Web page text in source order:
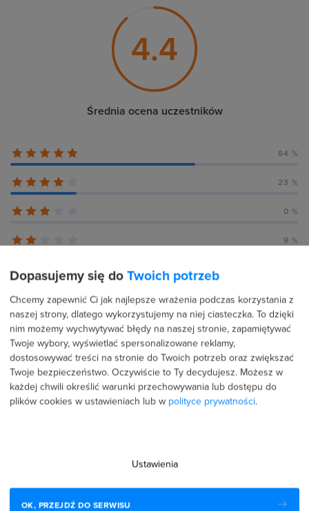
4.4
Średnia ocena uczestników
64 %
23 %
0 %
9 %
Recenzje użytkowników (22)
4 lutego 2026 Potwierdzona transakcja
Dopasujemy się do Twoich potrzeb
Chcemy zapewnić Ci jak najlepsze wrażenia podczas korzystania z
naszej strony, dlatego wykorzystujemy na niej ciasteczka. To dzięki
nim możemy wychwytywać błędy na naszej stronie, zapamiętywać
Twoje wybory, wyświetlać spersonalizowane reklamy,
dostosowywać treści na stronie do Twoich potrzeb oraz zwiększać
Twoje bezpieczeństwo. Oczywiście to Ty decydujesz. Możesz w
każdej chwili określić warunki przechowywania lub dostępu do
plików cookies w ustawieniach lub w polityce prywatności.
Ustawienia
OK, PRZEJDŹ DO SERWISU